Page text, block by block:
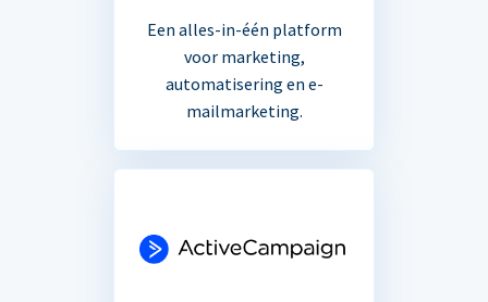
Een alles-in-één platform
voor marketing,
automatisering en e-
mailmarketing.